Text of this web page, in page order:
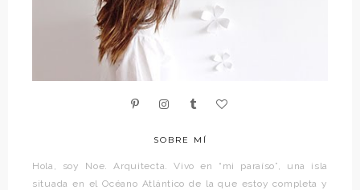
SOBRE MÍ
Hola, soy Noe. Arquitecta. Vivo en “mi paraíso”, una isla
situada en el Océano Atlántico de la que estoy completa y